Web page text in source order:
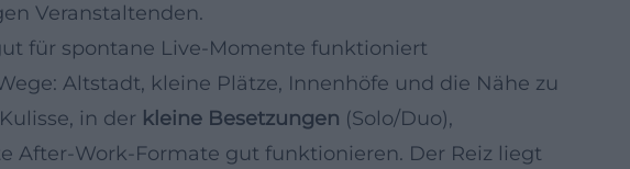
Veranstaltenden.
für spontane Live‑Momente funktioniert
Altstadt, kleine Plätze, Innenhöfe und die Nähe zu
in der kleine Besetzungen (Solo/Duo),
After‑Work‑Formate gut funktionieren. Der Reiz liegt